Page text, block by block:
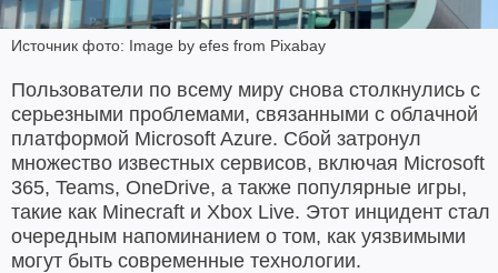
Источник фото: Image by efes from Pixabay
Пользователи по всему миру снова столкнулись с
серьезными проблемами, связанными с облачной
платформой Microsoft Azure. Сбой затронул
множество известных сервисов, включая Microsoft
365, Teams, OneDrive, а также популярные игры,
такие как Minecraft и Xbox Live. Этот инцидент стал
очередным напоминанием о том, как уязвимыми
могут быть современные технологии.